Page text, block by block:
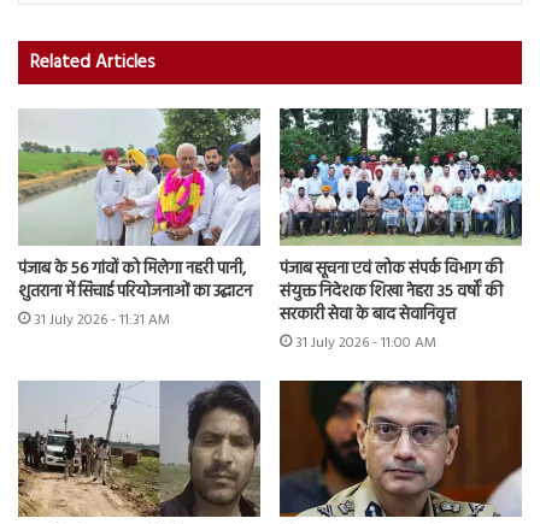
Related Articles
पंजाब के 56 गांवों को मिलेगा नहरी पानी,
शुतराना में सिंचाई परियोजनाओं का उद्घाटन
31 July 2026 - 11:31 AM
पंजाब सूचना एवं लोक संपर्क विभाग की
संयुक्त निदेशक शिखा नेहरा 35 वर्षों की
सरकारी सेवा के बाद सेवानिवृत्त
31 July 2026 - 11:00 AM